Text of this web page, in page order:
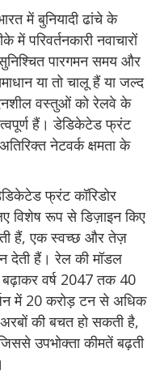
में बुनियादी ढांचे के
में परिवर्तनकारी नवाचारों
पारगमन समय और
या तो चालू हैं या जल्द
वस्तुओं को रेलवे के
हैं। डेडिकेटेड फ्रंट
नेटवर्क क्षमता के
फ्रंट कॉरिडोर
विशेष रूप से डिज़ाइन किए
हैं, एक स्वच्छ और तेज़
देती हैं। रेल की मॉडल
बढ़ाकर वर्ष 2047 तक 40
में 20 करोड़ टन से अधिक
की बचत हो सकती है,
उपभोक्ता कीमतें बढ़ती